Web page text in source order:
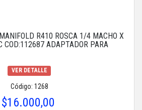
R410 ROSCA 1/4 MACHO X
COD:112687 ADAPTADOR PARA
VER DETALLE
Código: 1268
$16.000,00